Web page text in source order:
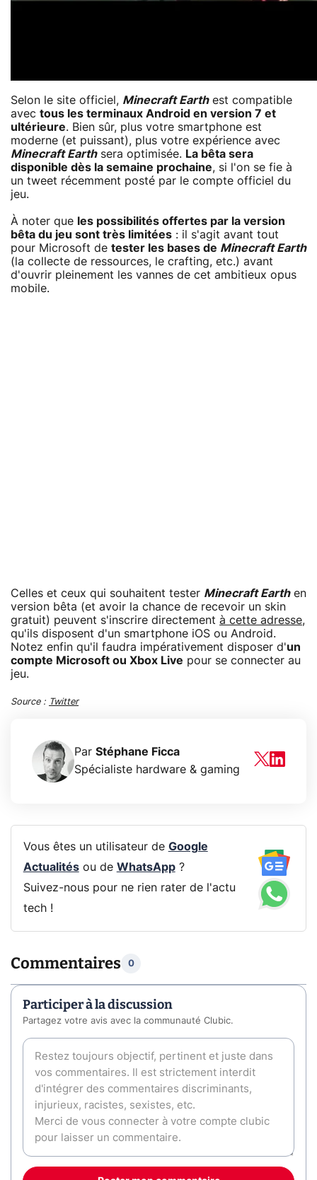
Selon le site officiel, Minecraft Earthest compatible
avec tous les terminaux Android en version 7 et
ultérieure. Bien sûr, plus votre smartphone est
moderne (et puissant), plus votre expérience avec
Minecraft Earthsera optimisée. La bêta sera
disponible dès la semaine prochaine, si l'on se fie à
un tweet récemment posté par le compte officiel du
jeu.
À noter que les possibilités offertes par la version
bêta du jeu sont très limitées : il s'agit avant tout
pour Microsoft de tester les bases de Minecraft Earth
(la collecte de ressources, le crafting, etc.) avant
d'ouvrir pleinement les vannes de cet ambitieux opus
mobile.
Celles et ceux qui souhaitent tester Minecraft Earthen
version bêta (et avoir la chance de recevoir un skin
gratuit) peuvent s'inscrire directement à cette adresse,
qu'ils disposent d'un smartphone iOS ou Android.
Notez enfin qu'il faudra impérativement disposer d'un
compte Microsoft ou Xbox Live pour se connecter au
jeu.
Source : Twitter
Par Stéphane Ficca
Spécialiste hardware & gaming
Vous êtes un utilisateur de Google
Actualitésou de WhatsApp?
Suivez-nous pour ne rien rater de l'actu
tech !
Commentaires 0
Participer à la discussion
Partagez votre avis avec la communauté Clubic.